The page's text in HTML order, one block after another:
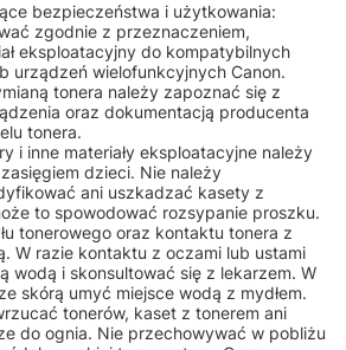
bezpieczeństwa i użytkowania:
zgodnie z przeznaczeniem,
eksploatacyjny do kompatybilnych
urządzeń wielofunkcyjnych Canon.
tonera należy zapoznać się z
oraz dokumentacją producenta
tonera.
i inne materiały eksploatacyjne należy
dzieci. Nie należy
ani uszkadzać kasety z
to spowodować rozsypanie proszku.
tonerowego oraz kontaktu tonera z
W razie kontaktu z oczami lub ustami
wodą i skonsultować się z lekarzem. W
skórą umyć miejsce wodą z mydłem.
tonerów, kaset z tonerem ani
do ognia. Nie przechowywać w pobliżu